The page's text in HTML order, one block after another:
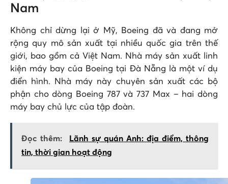
Nam
Không chỉ dừng lại ở Mỹ, Boeing đã và đang mở
rộng quy mô sản xuất tại nhiều quốc gia trên thế
giới, bao gồm cả Việt Nam. Nhà máy sản xuất linh
kiện máy bay của Boeing tại Đà Nẵng là một ví dụ
điển hình. Nhà máy này chuyên sản xuất các bộ
phận cho dòng Boeing 787 và 737 Max – hai dòng
máy bay chủ lực của tập đoàn.
Đọc thêm:
Lãnh sự quán Anh: địa điểm, thông
tin, thời gian hoạt động